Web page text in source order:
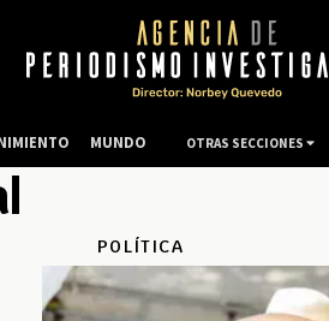
POLÍTICA
MUNDO OTRAS SECCIONES